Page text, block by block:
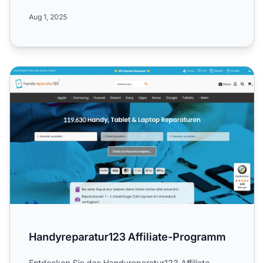
Aug 1, 2025
Handyreparatur123 Affiliate-Programm
Handyreparatur123 Affiliate-Programm